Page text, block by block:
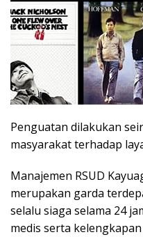
Penguatan dilakukan
masyarakat terhadap
Manajemen RSUD
merupakan garda
selalu siaga selama 24
medis serta